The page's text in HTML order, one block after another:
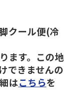
クール便(冷
ます。この地
できませんの
はこちらを